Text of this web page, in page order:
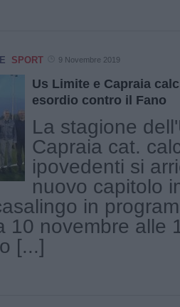
SPORT 9 Novembre 2019
Us Limite e Capraia
esordio contro il Fano
La stagione
Capraia cat.
ipovedenti si
nuovo capitolo
in
10 novembre alle
[...]